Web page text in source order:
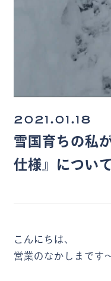
雪国育ちの私
仕様』について
2021.01.18
こんにちは、
営業のなかしまです